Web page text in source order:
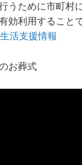
うために市町村
効利用すること
生活支援情報
お葬式